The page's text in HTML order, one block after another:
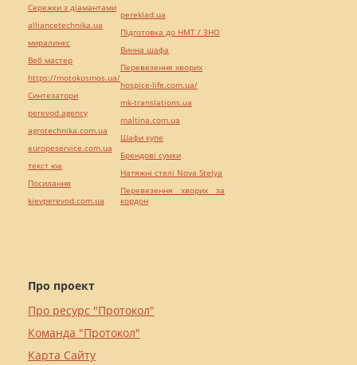
Про проект
Про ресурс "Протокол"
Команда "Протокол"
Карта Сайту
Сережки з діамантами
alliancetechnika.ua
миралинкс
Веб мастер
https://motokosmos.ua/
Синтезатори
perevod.agency
agrotechnika.com.ua
europeservice.com.ua
текст юа
Посилання
kievperevod.com.ua
pereklad.ua
Підготовка до НМТ / ЗНО
Винна шафа
Перевезення хворих
hospice-life.com.ua/
mk-translations.ua
maltina.com.ua
Шафи купе
Брендові сумки
Натяжні стелі Nova Stelya
Перевезення хворих за
кордон